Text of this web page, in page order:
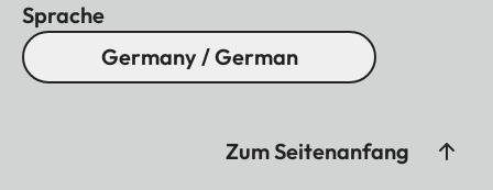
Sprache
Germany / German
Zum Seitenanfang